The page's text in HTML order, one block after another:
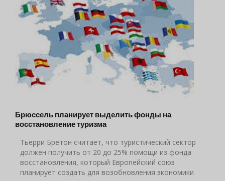
Брюссель планирует выделить фонды на
восстановление туризма
Тьерри Бретон считает, что туристический сектор
должен получить от 20 до 25% помощи из фонда
восстановления, который Европейский союз
планирует создать для возобновления экономики